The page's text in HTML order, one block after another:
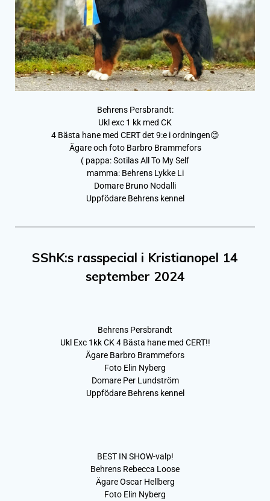
Behrens Persbrandt:
Ukl exc 1 kk med CK
4 Bästa hane med CERT det 9:e i ordningen😊
Ägare och foto Barbro Brammefors
( pappa: Sotilas All To My Self
mamma: Behrens Lykke Li
Domare Bruno Nodalli
Uppfödare Behrens kennel
SShK:s rasspecial i Kristianopel 14
september 2024
Behrens Persbrandt
Ukl Exc 1kk CK 4 Bästa hane med CERT!!
Ägare Barbro Brammefors
Foto Elin Nyberg
Domare Per Lundström
Uppfödare Behrens kennel
BEST IN SHOW-valp!
Behrens Rebecca Loose
Ägare Oscar Hellberg
Foto Elin Nyberg